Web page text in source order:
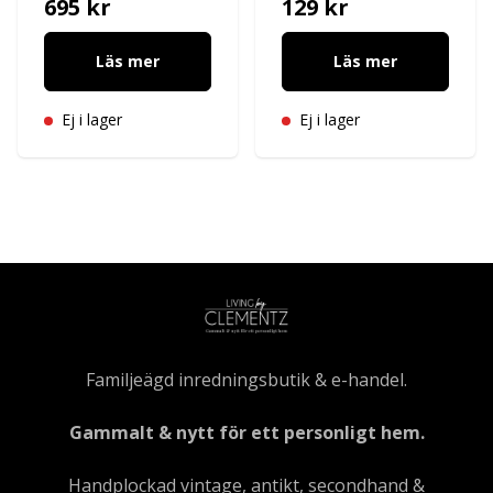
695 kr
Läs mer
Ej i lager
129 kr
Läs mer
Ej i lager
Familjeägd inredningsbutik & e-handel.
Gammalt & nytt för ett personligt hem.
Handplockad vintage, antikt, secondhand &